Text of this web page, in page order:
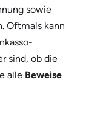
sowie
Oftmals kann
sind, ob die
alle Beweise